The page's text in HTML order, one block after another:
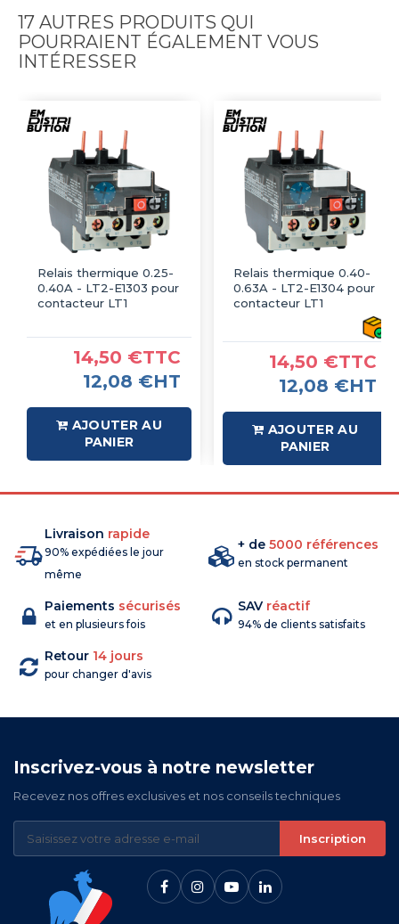
17 AUTRES PRODUITS QUI
POURRAIENT ÉGALEMENT VOUS
INTÉRESSER
Relais thermique 0.25-
0.40A - LT2-E1303 pour
contacteur LT1
14,50 €TTC
12,08 €HT
AJOUTER AU
PANIER
Relais thermique 0.40-
0.63A - LT2-E1304 pour
contacteur LT1
14,50 €TTC
12,08 €HT
AJOUTER AU
PANIER
Livraison rapide
90% expédiées le jour
même
+ de 5000 références
en stock permanent
Paiements sécurisés
et en plusieurs fois
SAV réactif
94% de clients satisfaits
Retour 14 jours
pour changer d'avis
Inscrivez-vous à notre newsletter
Recevez nos offres exclusives et nos conseils techniques
Inscription